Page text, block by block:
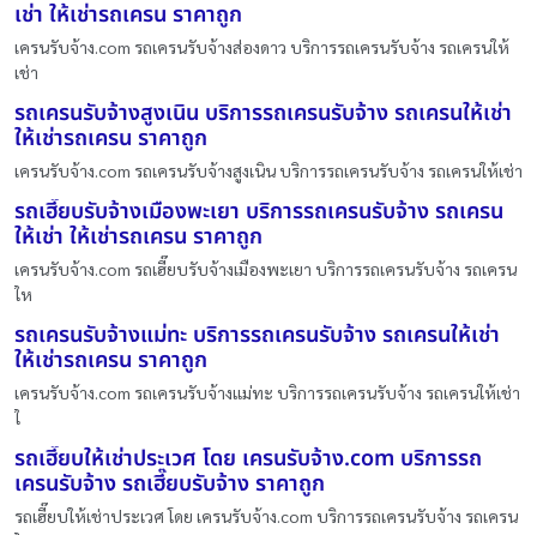
เช่า ให้เช่ารถเครน ราคาถูก
เครนรับจ้าง.com รถเครนรับจ้างส่องดาว บริการรถเครนรับจ้าง รถเครนให้
เช่า
รถเครนรับจ้างสูงเนิน บริการรถเครนรับจ้าง รถเครนให้เช่า
ให้เช่ารถเครน ราคาถูก
เครนรับจ้าง.com รถเครนรับจ้างสูงเนิน บริการรถเครนรับจ้าง รถเครนให้เช่า
รถเฮี๊ยบรับจ้างเมืองพะเยา บริการรถเครนรับจ้าง รถเครน
ให้เช่า ให้เช่ารถเครน ราคาถูก
เครนรับจ้าง.com รถเฮี๊ยบรับจ้างเมืองพะเยา บริการรถเครนรับจ้าง รถเครน
ให
รถเครนรับจ้างแม่ทะ บริการรถเครนรับจ้าง รถเครนให้เช่า
ให้เช่ารถเครน ราคาถูก
เครนรับจ้าง.com รถเครนรับจ้างแม่ทะ บริการรถเครนรับจ้าง รถเครนให้เช่า
ใ
รถเฮี๊ยบให้เช่าประเวศ โดย เครนรับจ้าง.com บริการรถ
เครนรับจ้าง รถเฮี๊ยบรับจ้าง ราคาถูก
รถเฮี๊ยบให้เช่าประเวศ โดย เครนรับจ้าง.com บริการรถเครนรับจ้าง รถเครน